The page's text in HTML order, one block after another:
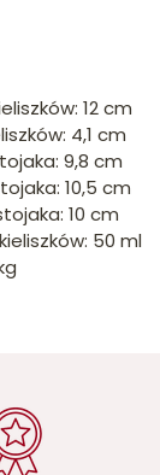
12 cm
4,1 cm
9,8 cm
10,5 cm
10 cm
50 ml